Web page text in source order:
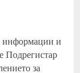
информации и
Подрегистар
за